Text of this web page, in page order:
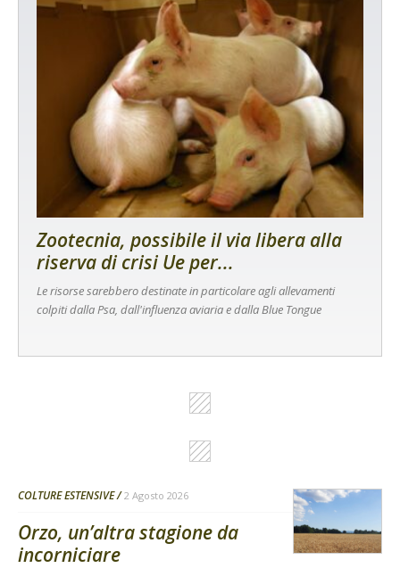
Zootecnia, possibile il via libera alla
riserva di crisi Ue per...
Le risorse sarebbero destinate in particolare agli allevamenti
colpiti dalla Psa, dall'influenza aviaria e dalla Blue Tongue
COLTURE ESTENSIVE 2 Agosto 2026
Orzo, un’altra stagione da
incorniciare